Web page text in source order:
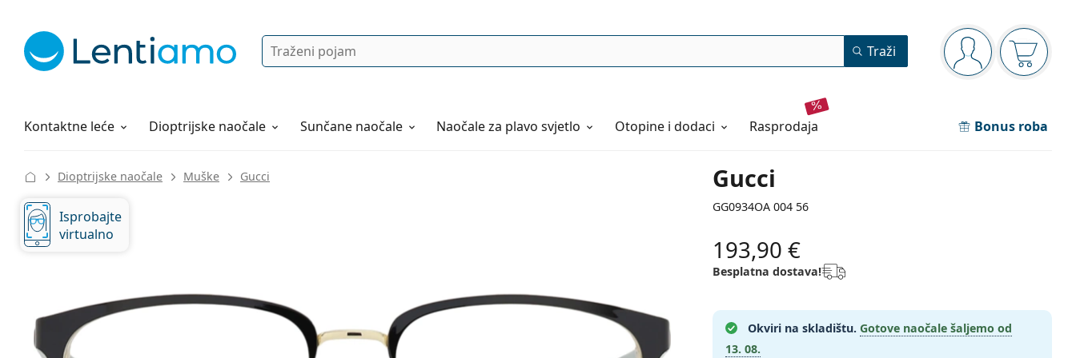
Navigacijska ploča
ste prijavljeni
Pretraga Traži
Kontaktne leće
Otopine za leće Dioptrijske naočale Sunčane naočale Naočaleza plavo svjetlo Otopine i dodaci rasprodaja Bonus roba
Sve o kupovini
Gucci
GG0934OA 004 56
Dioptrijske naočale Muške Gucci
Isprobajte
virtualno
193,90 €
Besplatna dostava!
Okviri na skladištu. Gotove naočale šaljemo od
13. 08.